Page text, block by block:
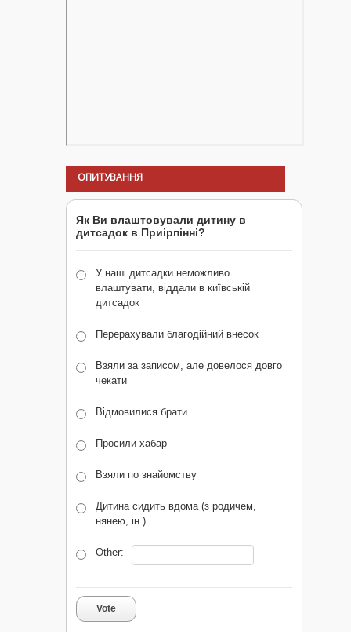
ОПИТУВАННЯ
Як Ви влаштовували дитину в
дитсадок в Приірпінні?
У наші дитсадки неможливо
влаштувати, віддали в київській
дитсадок
Перерахували благодійний внесок
Взяли за записом, але довелося довго
чекати
Відмовилися брати
Просили хабар
Взяли по знайомству
Дитина сидить вдома (з родичем,
нянею, ін.)
Other:
Vote